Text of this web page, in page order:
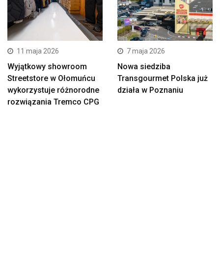
11 maja 2026
Wyjątkowy showroom
Streetstore w Ołomuńcu
wykorzystuje różnorodne
rozwiązania Tremco CPG
7 maja 2026
Nowa siedziba
Transgourmet Polska już
działa w Poznaniu